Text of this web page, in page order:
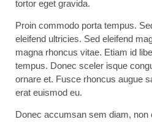
tortor eget gravida.
Proin commodo porta tempus.
eleifend ultricies. Sed eleifend
magna rhoncus vitae. Etiam id
tempus. Donec sceler isque
ornare et. Fusce rhoncus augue
erat euismod eu.
Donec accumsan sem diam,